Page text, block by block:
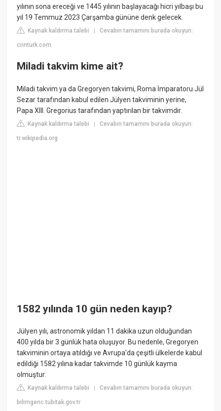
yılının sona ereceği ve 1445 yılının başlayacağı hicri yılbaşı bu
yıl 19 Temmuz 2023 Çarşamba gününe denk gelecek.
Kaynak kaldırma talebi |Cevabın tamamını burada okuyun:
cnnturk.com
Miladi takvim kime ait?
Miladi takvim ya da Gregoryen takvimi, Roma İmparatoru Jül
Sezar tarafından kabul edilen Jülyen takviminin yerine,
Papa XIII. Gregorius tarafından yaptırılan bir takvimdir.
Kaynak kaldırma talebi |Cevabın tamamını burada okuyun:
tr.wikipedia.org
1582 yılında 10 gün neden kayıp?
Jülyen yılı, astronomik yıldan 11 dakika uzun olduğundan
400 yılda bir 3 günlük hata oluşuyor. Bu nedenle, Gregoryen
takviminin ortaya atıldığı ve Avrupa'da çeşitli ülkelerde kabul
edildiği 1582 yılına kadar takvimde 10 günlük kayma
olmuştur.
Kaynak kaldırma talebi |Cevabın tamamını burada okuyun:
bilimgenc.tubitak.gov.tr